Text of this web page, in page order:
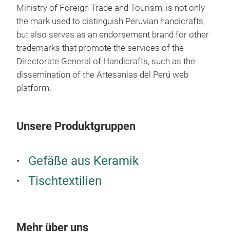
Ministry of Foreign Trade and Tourism, is not only
the mark used to distinguish Peruvian handicrafts,
but also serves as an endorsement brand for other
trademarks that promote the services of the
Directorate General of Handicrafts, such as the
dissemination of the Artesanías del Perú web
platform.
Unsere Produktgruppen
Gefäße aus Keramik
Tischtextilien
Mehr über uns